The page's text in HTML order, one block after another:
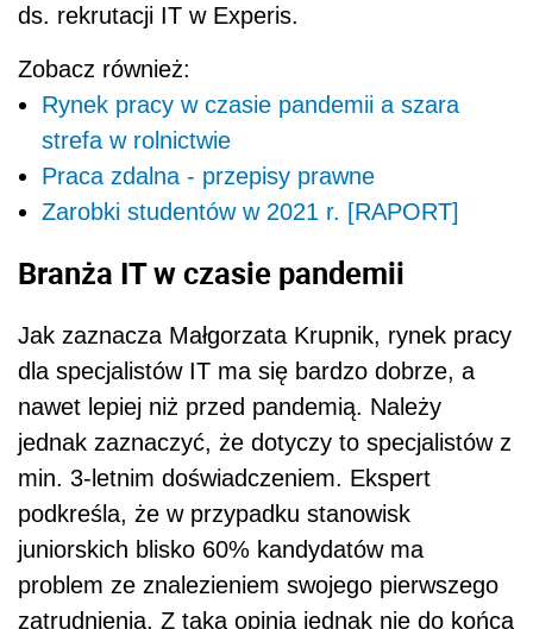
ds. rekrutacji IT w Experis.
Zobacz również:
Rynek pracy w czasie pandemii a szara
strefa w rolnictwie
Praca zdalna - przepisy prawne
Zarobki studentów w 2021 r. [RAPORT]
Branża IT w czasie pandemii
Jak zaznacza Małgorzata Krupnik, rynek pracy
dla specjalistów IT ma się bardzo dobrze, a
nawet lepiej niż przed pandemią. Należy
jednak zaznaczyć, że dotyczy to specjalistów z
min. 3-letnim doświadczeniem. Ekspert
podkreśla, że w przypadku stanowisk
juniorskich blisko 60% kandydatów ma
problem ze znalezieniem swojego pierwszego
zatrudnienia. Z taką opinią jednak nie do końca